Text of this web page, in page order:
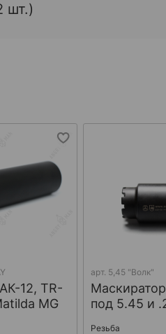
шт.)
12, TR-
MG
арт. 5,45 "Волк"
под 5.45 и
Резьба